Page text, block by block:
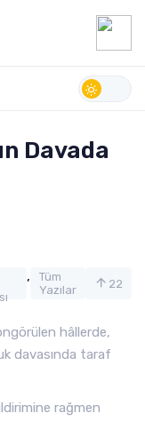
Davada
,
Tüm
Yazılar
22
hâllerde,
davasında taraf
rağmen